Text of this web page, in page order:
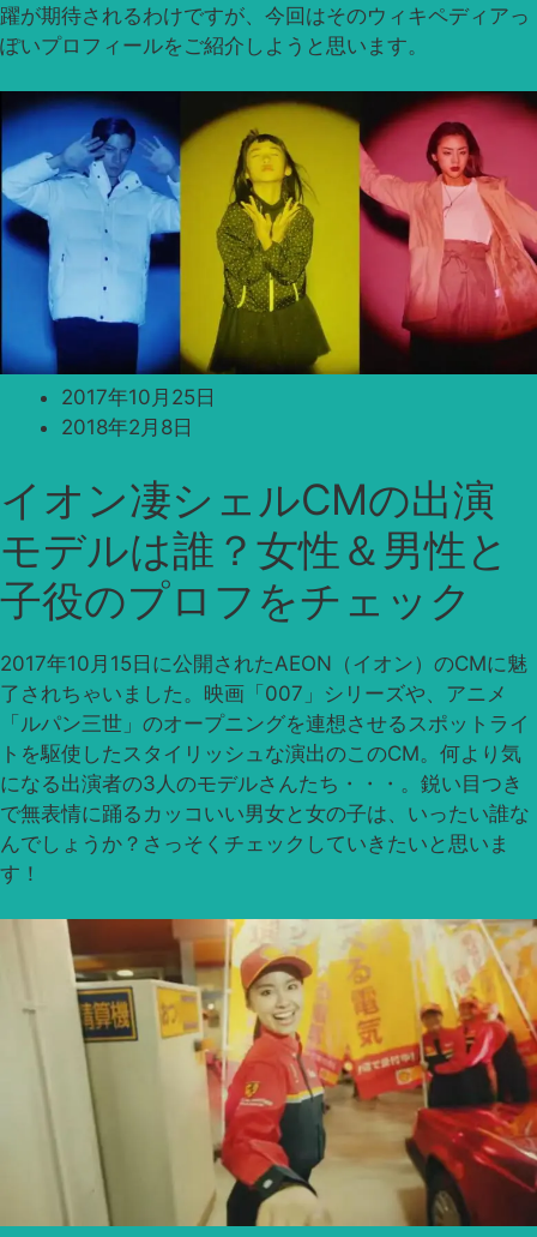
躍が期待されるわけですが、今回はそのウィキペディアっ
ぽいプロフィールをご紹介しようと思います。
2017年10月25日
2018年2月8日
イオン凄シェルCMの出演
モデルは誰？女性＆男性と
子役のプロフをチェック
2017年10月15日に公開されたAEON（イオン）のCMに魅
了されちゃいました。映画「007」シリーズや、アニメ
「ルパン三世」のオープニングを連想させるスポットライ
トを駆使したスタイリッシュな演出のこのCM。何より気
になる出演者の3人のモデルさんたち・・・。鋭い目つき
で無表情に踊るカッコいい男女と女の子は、いったい誰な
んでしょうか？さっそくチェックしていきたいと思いま
す！